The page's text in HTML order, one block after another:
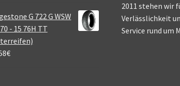
G 722 G WSW
- 15 76H TT
€
2011 stehen wir
Verlässlichkeit
Service rund um